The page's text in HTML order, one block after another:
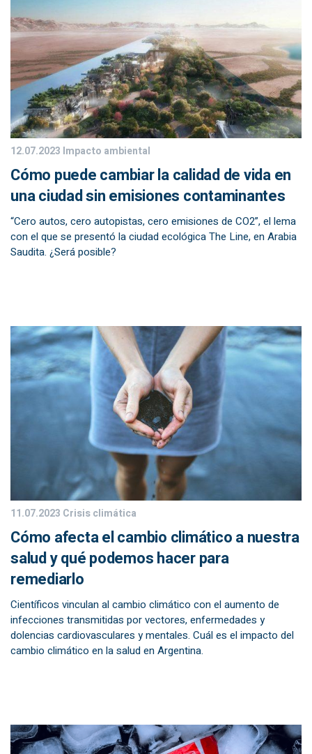
12.07.2023 Impacto ambiental
Cómo puede cambiar la calidad de vida en
una ciudad sin emisiones contaminantes
“Cero autos, cero autopistas, cero emisiones de CO2”, el lema
con el que se presentó la ciudad ecológica The Line, en Arabia
Saudita. ¿Será posible?
11.07.2023 Crisis climática
Cómo afecta el cambio climático a nuestra
salud y qué podemos hacer para
remediarlo
Científicos vinculan al cambio climático con el aumento de
infecciones transmitidas por vectores, enfermedades y
dolencias cardiovasculares y mentales. Cuál es el impacto del
cambio climático en la salud en Argentina.